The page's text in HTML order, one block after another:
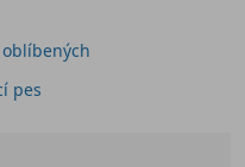
pes